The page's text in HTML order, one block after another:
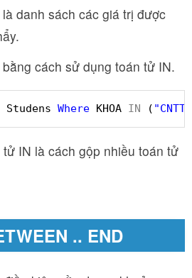
là danh sách các giá trị được
cách sử dụng toán tử IN.
Studens Where KHOA IN ( "CNTT"
IN là cách gộp nhiều toán tử
.. END